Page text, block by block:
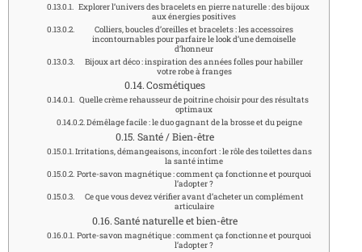
Explorer l’univers des bracelets en pierre naturelle : des bijoux
aux énergies positives
Colliers, boucles d’oreilles et bracelets : les accessoires
incontournables pour parfaire le look d’une demoiselle
d’honneur
Bijoux art déco : inspiration des années folles pour habiller
votre robe à franges
Cosmétiques
Quelle crème rehausseur de poitrine choisir pour des résultats
optimaux
Démêlage facile : le duo gagnant de la brosse et du peigne
Santé / Bien-être
Irritations, démangeaisons, inconfort : le rôle des toilettes dans
la santé intime
Porte-savon magnétique : comment ça fonctionne et pourquoi
l’adopter ?
Ce que vous devez vérifier avant d’acheter un complément
articulaire
Santé naturelle et bien-être
Porte-savon magnétique : comment ça fonctionne et pourquoi
l’adopter ?